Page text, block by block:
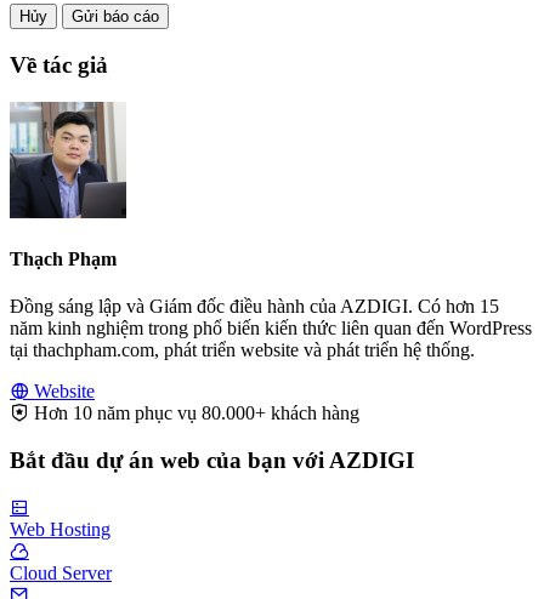
Hủy Gửi báo cáo
Về tác giả
Thạch Phạm
Đồng sáng lập và Giám đốc điều hành của AZDIGI. Có hơn 15
năm kinh nghiệm trong phổ biến kiến thức liên quan đến WordPress
tại thachpham.com, phát triển website và phát triển hệ thống.
Website
Hơn 10 năm phục vụ 80.000+ khách hàng
Bắt đầu dự án web của bạn với AZDIGI
Web Hosting
Cloud Server